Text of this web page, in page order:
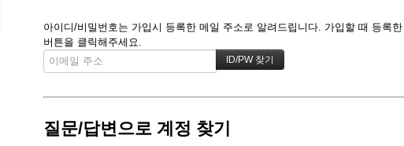
아이디/비밀번호는 가입시 등록한 메일 주소로 알려드립니다. 가입할 때 등록
버튼을 클릭해주세요.
질문/답변으로 계정 찾기